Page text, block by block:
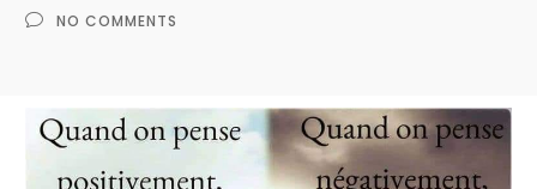
NO COMMENTS